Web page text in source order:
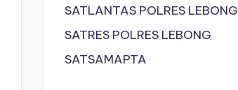
SATLANTAS POLRES LEBONG
SATRES POLRES LEBONG
SATSAMAPTA